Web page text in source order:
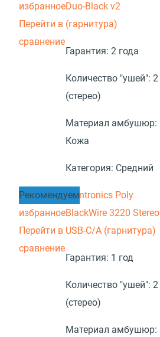
избранное
Перейти в
сравнение
Duo-Black v2
(гарнитура)
Гарантия: 2 года
Количество "ушей": 2
(стерео)
Материал амбушюр:
Кожа
Категория: Средний
Перейти в
избранное
Перейти в
сравнение
РекомендуемPlantronics Poly
BlackWire 3220 Stereo
USB-C/A (гарнитура)
Гарантия: 1 год
Количество "ушей": 2
(стерео)
Материал амбушюр: